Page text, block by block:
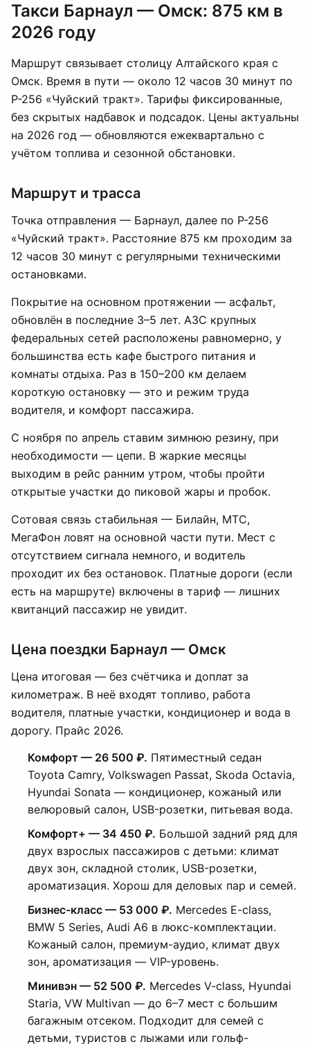
Такси Барнаул — Омск: 875 км в
2026 году
Маршрут связывает столицу Алтайского края с
Омск. Время в пути — около 12 часов 30 минут по
Р-256 «Чуйский тракт». Тарифы фиксированные,
без скрытых надбавок и подсадок. Цены актуальны
на 2026 год — обновляются ежеквартально с
учётом топлива и сезонной обстановки.
Маршрут и трасса
Точка отправления — Барнаул, далее по Р-256
«Чуйский тракт». Расстояние 875 км проходим за
12 часов 30 минут с регулярными техническими
остановками.
Покрытие на основном протяжении — асфальт,
обновлён в последние 3–5 лет. АЗС крупных
федеральных сетей расположены равномерно, у
большинства есть кафе быстрого питания и
комнаты отдыха. Раз в 150–200 км делаем
короткую остановку — это и режим труда
водителя, и комфорт пассажира.
С ноября по апрель ставим зимнюю резину, при
необходимости — цепи. В жаркие месяцы
выходим в рейс ранним утром, чтобы пройти
открытые участки до пиковой жары и пробок.
Сотовая связь стабильная — Билайн, МТС,
МегаФон ловят на основной части пути. Мест с
отсутствием сигнала немного, и водитель
проходит их без остановок. Платные дороги (если
есть на маршруте) включены в тариф — лишних
квитанций пассажир не увидит.
Цена поездки Барнаул — Омск
Цена итоговая — без счётчика и доплат за
километраж. В неё входят топливо, работа
водителя, платные участки, кондиционер и вода в
дорогу. Прайс 2026.
Комфорт — 26 500 ₽. Пятиместный седан
Toyota Camry, Volkswagen Passat, Skoda Octavia,
Hyundai Sonata — кондиционер, кожаный или
велюровый салон, USB-розетки, питьевая вода.
Комфорт+ — 34 450 ₽. Большой задний ряд для
двух взрослых пассажиров с детьми: климат
двух зон, складной столик, USB-розетки,
ароматизация. Хорош для деловых пар и семей.
Бизнес-класс — 53 000 ₽. Mercedes E-class,
BMW 5 Series, Audi A6 в люкс-комплектации.
Кожаный салон, премиум-аудио, климат двух
зон, ароматизация — VIP-уровень.
Минивэн — 52 500 ₽. Mercedes V-class, Hyundai
Staria, VW Multivan — до 6–7 мест с большим
багажным отсеком. Подходит для семей с
детьми, туристов с лыжами или гольф-